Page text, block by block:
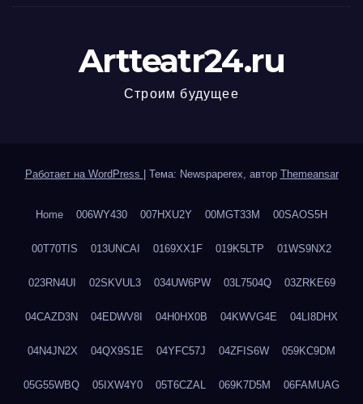
Artteatr24.ru
Строим будущее
Работает на WordPress Тема: Newspaperex, автор Themeansar
Home 006WY430 007HXU2Y 00MGT33M 00SAOS5H
00T70TIS 013UNCAI 0169XX1F 019K5LTP 01WS9NX2
023RN4UI 02SKVUL3 034UW6PW 03L7504Q 03ZRKE69
04CAZD3N 04EDWV8I 04H0HX0B 04KWVG4E 04LI8DHX
04N4JN2X 04QX9S1E 04YFC57J 04ZFIS6W 059KC9DM
05G55WBQ 05IXW4Y0 05T6CZAL 069K7D5M 06FAMUAG